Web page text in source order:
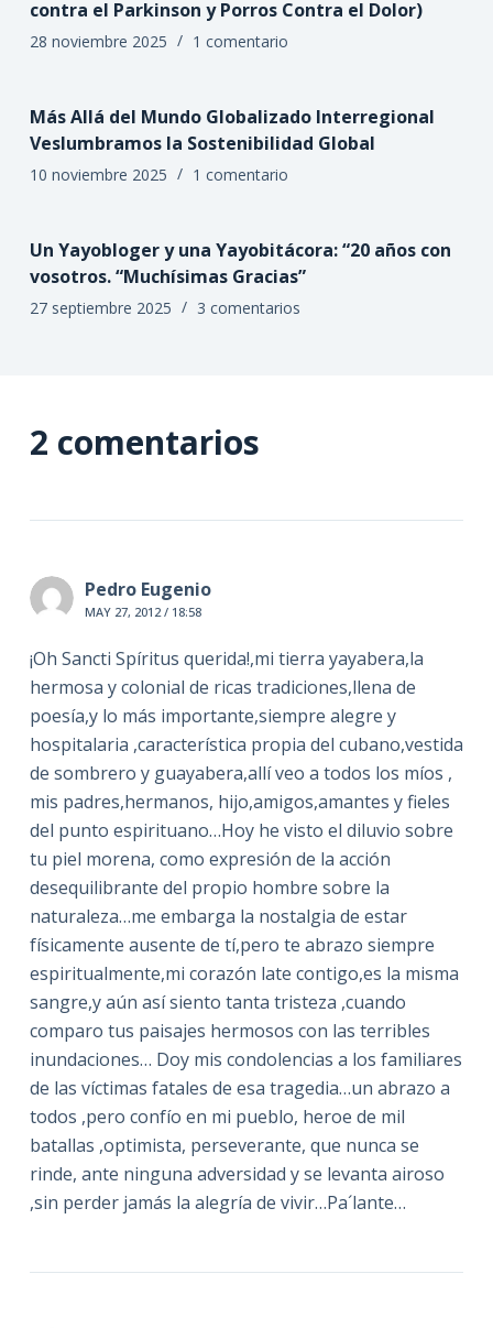
contra el Parkinson y Porros Contra el Dolor)
28 noviembre 2025 1 comentario
Más Allá del Mundo Globalizado Interregional
Veslumbramos la Sostenibilidad Global
10 noviembre 2025 1 comentario
Un Yayobloger y una Yayobitácora: “20 años con
vosotros. “Muchísimas Gracias”
27 septiembre 2025 3 comentarios
2 comentarios
Pedro Eugenio
MAY 27, 2012 / 18:58
¡Oh Sancti Spíritus querida!,mi tierra yayabera,la
hermosa y colonial de ricas tradiciones,llena de
poesía,y lo más importante,siempre alegre y
hospitalaria ,característica propia del cubano,vestida
de sombrero y guayabera,allí veo a todos los míos ,
mis padres,hermanos, hijo,amigos,amantes y fieles
del punto espirituano…Hoy he visto el diluvio sobre
tu piel morena, como expresión de la acción
desequilibrante del propio hombre sobre la
naturaleza…me embarga la nostalgia de estar
físicamente ausente de tí,pero te abrazo siempre
espiritualmente,mi corazón late contigo,es la misma
sangre,y aún así siento tanta tristeza ,cuando
comparo tus paisajes hermosos con las terribles
inundaciones… Doy mis condolencias a los familiares
de las víctimas fatales de esa tragedia…un abrazo a
todos ,pero confío en mi pueblo, heroe de mil
batallas ,optimista, perseverante, que nunca se
rinde, ante ninguna adversidad y se levanta airoso
,sin perder jamás la alegría de vivir…Pa´lante…